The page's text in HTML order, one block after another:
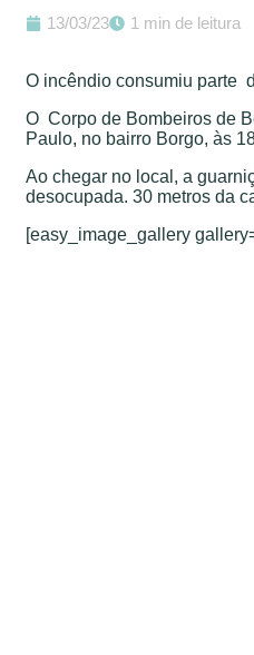
13/03/23 1 min de leitura
O incêndio consumiu parte
O Corpo de Bombeiros de
Paulo, no bairro Borgo, às
Ao chegar no local, a
desocupada. 30 metros da
[easy_image_gallery